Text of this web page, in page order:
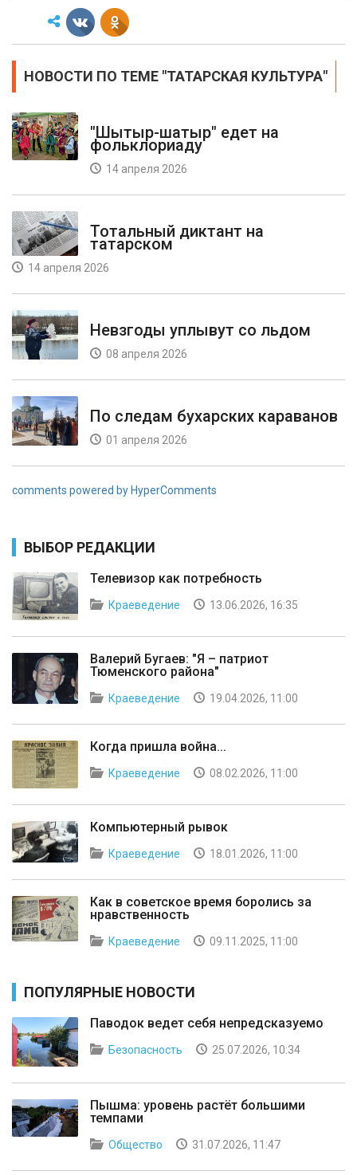
НОВОСТИ ПО ТЕМЕ "ТАТАРСКАЯ КУЛЬТУРА"
"Шытыр-шатыр" едет на
фольклориаду
14 апреля 2026
Тотальный диктант на
татарском
14 апреля 2026
Невзгоды уплывут со льдом
08 апреля 2026
По следам бухарских караванов
01 апреля 2026
comments powered by HyperComments
ВЫБОР РЕДАКЦИИ
Телевизор как потребность
Краеведение 13.06.2026, 16:35
Валерий Бугаев: "Я – патриот
Тюменского района"
Краеведение 19.04.2026, 11:00
Когда пришла война...
Краеведение 08.02.2026, 11:00
Компьютерный рывок
Краеведение 18.01.2026, 11:00
Как в советское время боролись за
нравственность
Краеведение 09.11.2025, 11:00
ПОПУЛЯРНЫЕ НОВОСТИ
Паводок ведет себя непредсказуемо
Безопасность 25.07.2026, 10:34
Пышма: уровень растёт большими
темпами
Общество 31.07.2026, 11:47